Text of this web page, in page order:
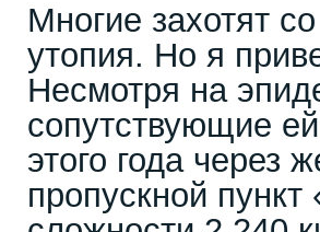
Многие захотят
утопия. Но я
Несмотря на
сопутствующие
этого года через
пропускной пункт